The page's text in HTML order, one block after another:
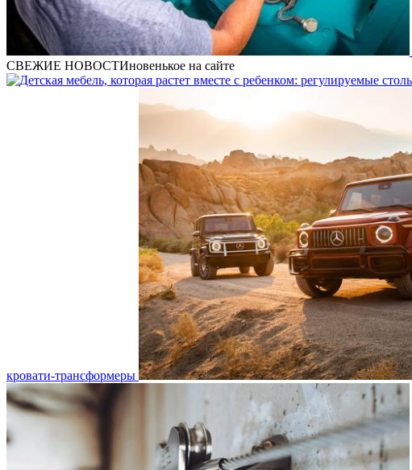
СВЕЖИЕ НОВОСТИновенькое на сайте
кровати-трансформеры